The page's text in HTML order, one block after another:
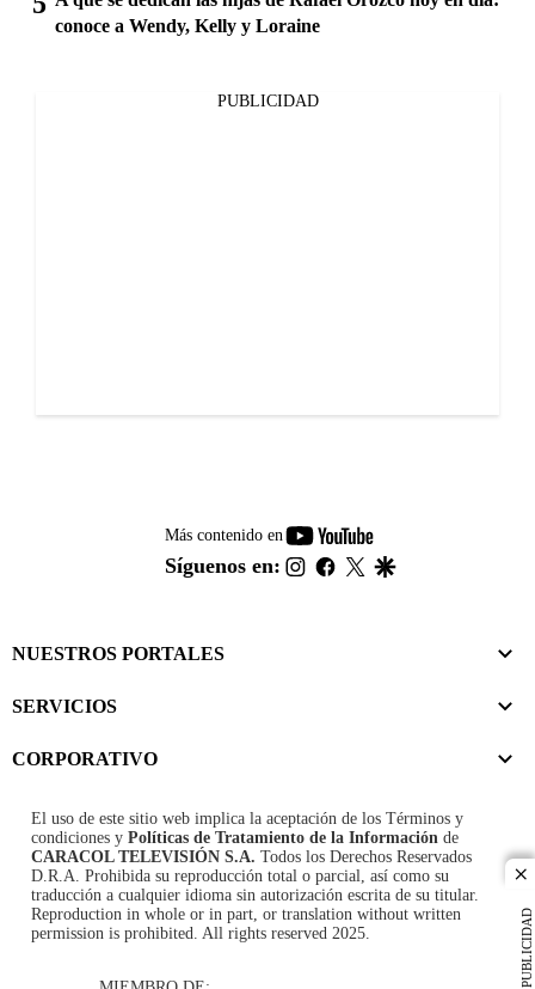
PUBLICIDAD
conoce a Wendy, Kelly y Loraine
PUBLICIDAD
Más contenido en
youtube-
footer
Síguenos en: instagram
facebook
twitter
NUESTROS PORTALES
SERVICIOS
CORPORATIVO
El uso de este sitio web implica la aceptación de los Términos y
condiciones y Políticas de Tratamiento de la Información de
CARACOL TELEVISIÓN S.A. Todos los Derechos Reservados
D.R.A. Prohibida su reproducción total o parcial, así como su
traducción a cualquier idioma sin autorización escrita de su titular.
Reproduction in whole or in part, or translation without written
permission is prohibited. All rights reserved 2025.